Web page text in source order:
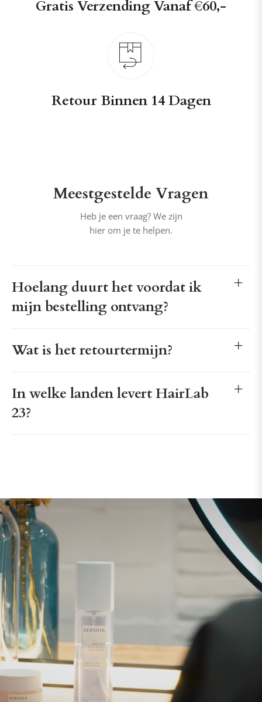
Gratis Verzending Vanaf €60,-
Retour Binnen 14 Dagen
Meestgestelde Vragen
Heb je een vraag? We zijn
hier om je te helpen.
Hoelang duurt het voordat ik
mijn bestelling ontvang?
Wat is het retourtermijn?
In welke landen levert HairLab
23?